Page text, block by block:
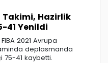
Takimi, Hazirlik
41 Yenildi
2021 Avrupa
deplasmanda
41 kaybetti.